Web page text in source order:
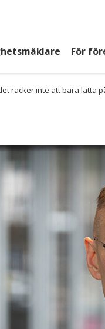
För
räcker inte att bara lätta